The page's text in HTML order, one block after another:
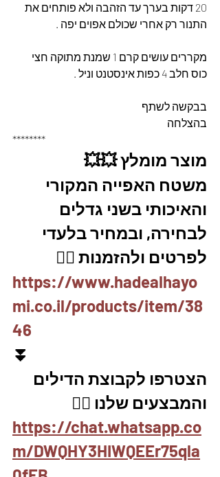
20 דקות בערך עד הזהבה ולא פותחים את
התנור רק אחרי שכולם אפוים יפה .
מקררים עושים קרם 1 שמנת מתוקה חצי
כוס חלב 4 כפות אינסטנט וניל .
בבקשה לשתף
בהצלחה
********
מוצר מומלץ 💥💥
משטח האפייה המקורי
והאיכותי בשני גדלים
לבחירה, ובמחיר בלעדי
לפרטים ולהזמנות 👇🏼
https://www.hadealhayo
mi.co.il/products/item/38
46
⏬
הצטרפו לקבוצת הדילים
והמבצעים שלנו 👇🏽
https://chat.whatsapp.co
m/DWQHY3HIWQEEr75qla